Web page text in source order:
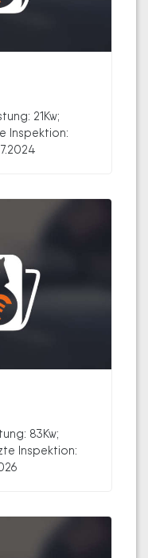
21Kw;
Inspektion:
83Kw;
Inspektion: